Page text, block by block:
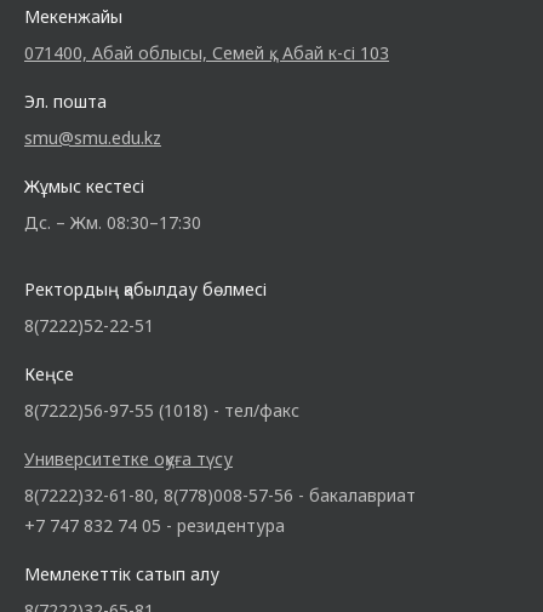
Мекенжайы
071400, Абай облысы, Семей қ., Абай к-сі 103
Эл. пошта
smu@smu.edu.kz
Жұмыс кестесі
Дс. – Жм. 08:30–17:30
Ректордың қабылдау бөлмесі
8(7222)52-22-51
Кеңсе
8(7222)56-97-55 (1018) - тел/факс
Университетке оқуға түсу
8(7222)32-61-80, 8(778)008-57-56 - бакалавриат
+7 747 832 74 05 - резидентура
Мемлекеттік сатып алу